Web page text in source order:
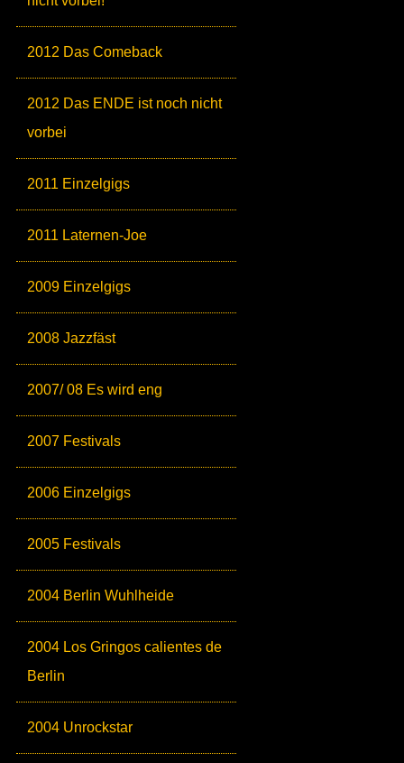
2012 Das Comeback
2012 Das ENDE ist noch nicht
vorbei
2011 Einzelgigs
2011 Laternen-Joe
2009 Einzelgigs
2008 Jazzfäst
2007/ 08 Es wird eng
2007 Festivals
2006 Einzelgigs
2005 Festivals
2004 Berlin Wuhlheide
2004 Los Gringos calientes de
Berlin
2004 Unrockstar